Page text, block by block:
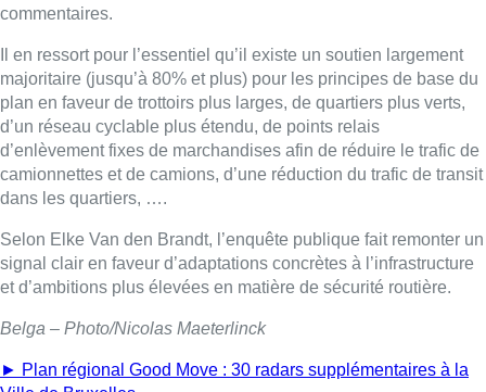
commentaires.
Il en ressort pour l’essentiel qu’il existe un soutien largement
majoritaire (jusqu’à 80% et plus) pour les principes de base du
plan en faveur de trottoirs plus larges, de quartiers plus verts,
d’un réseau cyclable plus étendu, de points relais
d’enlèvement fixes de marchandises afin de réduire le trafic de
camionnettes et de camions, d’une réduction du trafic de transit
dans les quartiers, ….
Selon Elke Van den Brandt, l’enquête publique fait remonter un
signal clair en faveur d’adaptations concrètes à l’infrastructure
et d’ambitions plus élevées en matière de sécurité routière.
Belga – Photo/Nicolas Maeterlinck
► Plan régional Good Move : 30 radars supplémentaires à la